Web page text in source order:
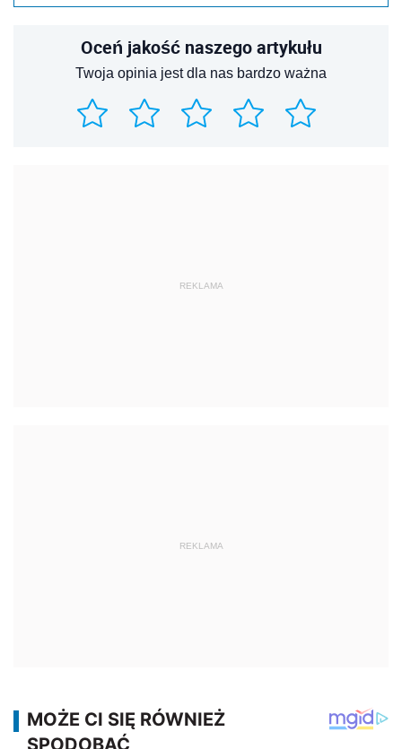
Oceń jakość naszego artykułu
Twoja opinia jest dla nas bardzo ważna
REKLAMA
REKLAMA